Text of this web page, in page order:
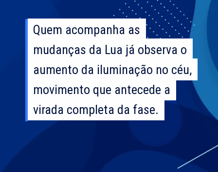
Quem acompanha as
mudanças da Lua já observa o
aumento da iluminação no céu,
movimento que antecede a
virada completa da fase.
Quem acompanha as
mudanças da Lua já observa o
aumento da iluminação no céu,
movimento que antecede a
virada completa da fase.